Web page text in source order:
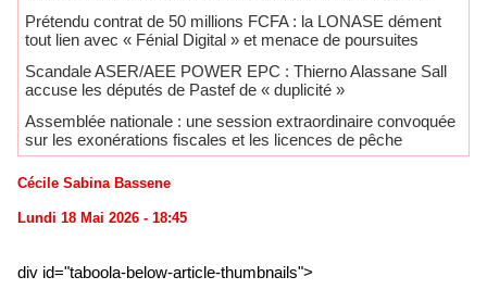
Prétendu contrat de 50 millions FCFA : la LONASE dément
tout lien avec « Fénial Digital » et menace de poursuites
Scandale ASER/AEE POWER EPC : Thierno Alassane Sall
accuse les députés de Pastef de « duplicité »
Assemblée nationale : une session extraordinaire convoquée
sur les exonérations fiscales et les licences de pêche
Cécile Sabina Bassene
Lundi 18 Mai 2026 - 18:45
div id="taboola-below-article-thumbnails">